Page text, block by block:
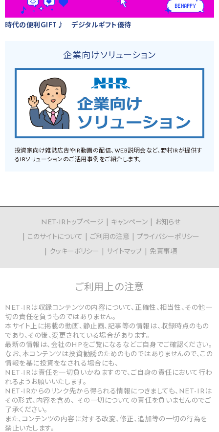
時代の便利GIFT♪ デジタルギフト優待
企業向けソリューション
投資家向け雑誌広告やIR動画の配信、WEB説明会など、野村IRが提供す
るIRソリューションのご活用事例をご紹介します。
NET-IRトップページ キャンペーン
お知らせ
このサイトについて
ご利用の注意
プライバシーポリシー
クッキーポリシー
サイトマップ 免責事項
ご利用上の注意
NET-IRは収録コンテンツの内容について、正確性、相当性、その他一
切の責任を負うものではありません。
本サイト上に掲載の動画、静止画、記事等の情報は、収録時点のもの
であり、その後、変更されている場合があります。
最新の情報は、会社のHPをご覧になるなどご自身でご確認ください。
なお、本コンテンツは投資勧誘のためのものではありませんので、この
情報を基に投資をなされる場合にも、
NET-IRは責任を一切負いかねますので、ご自身の責任において行わ
れるようお願いいたします。
NET-IRからのリンク先から得られる情報につきましても、NET-IRは
その形式、内容を含め、 その一切についての責任を負いませんのでご
了承ください。
また、コンテンツの内容に対する改変、修正、追加等の一切の行為を
禁止いたします。